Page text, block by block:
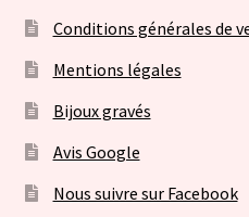
Conditions générales de
Mentions légales
Bijoux gravés
Avis Google
Nous suivre sur Facebook